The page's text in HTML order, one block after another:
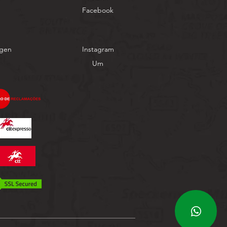
Facebook
Instagram
Um